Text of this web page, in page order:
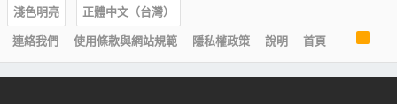
淺色明亮
正體中文（台灣）
連絡我們
使用條款與網站規範 隱私權政策 說明 首頁
S